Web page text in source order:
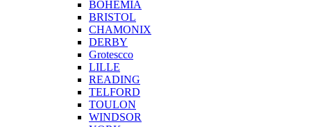
BOHEMIA
BRISTOL
CHAMONIX
DERBY
Grotescco
LILLE
READING
TELFORD
TOULON
WINDSOR